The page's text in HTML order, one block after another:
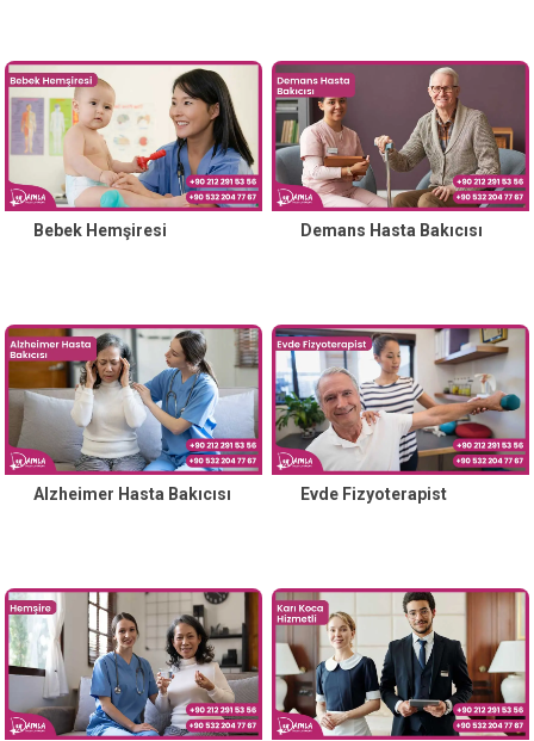
Bebek Hemşiresi Demans Hasta Bakıcısı
Alzheimer Hasta Bakıcısı Evde Fizyoterapist